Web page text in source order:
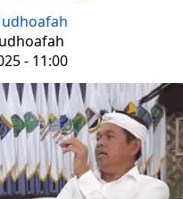
- 11:00